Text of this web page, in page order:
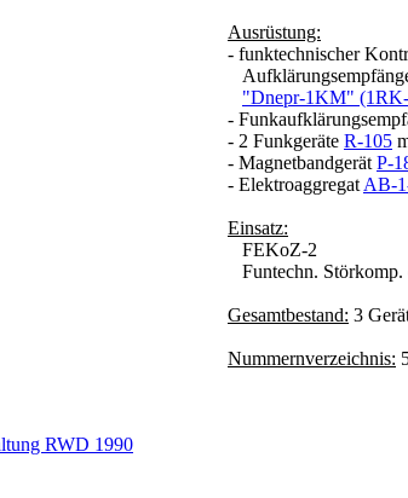
Ausrüstung:
- funktechnischer
"Dnepr-1KM"
-
- 2 Funkgeräte R-105
- Magnetbandgerät P-
- Elektroaggregat AB-
Einsatz:
FEKoZ-2
Funtechn.
Gesamtbestand: 3
Nummernverzeichnis:
RWD 1990